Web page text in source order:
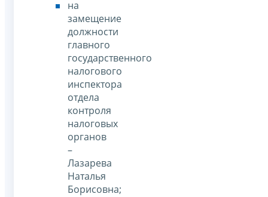
на
замещение
должности
главного
государственного
налогового
инспектора
отдела
контроля
налоговых
органов
–
Лазарева
Наталья
Борисовна;